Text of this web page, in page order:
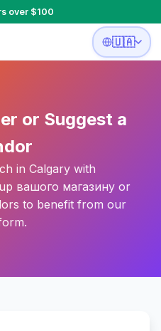
over $100
🇺🇦
or Suggest a
in Calgary with
вашого магазину or
to benefit from our